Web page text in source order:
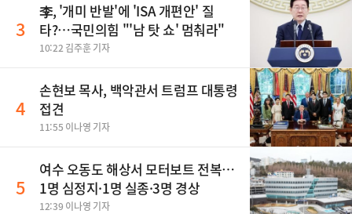
3
李, '개미 반발'에 'ISA 개편안' 질
타?…국민의힘 "'남 탓 쇼' 멈춰라"
10:22 김주훈 기자
4
손현보 목사, 백악관서 트럼프 대통령
접견
11:55 이나영 기자
5
여수 오동도 해상서 모터보트 전복…
1명 심정지·1명 실종·3명 경상
12:39 이나영 기자